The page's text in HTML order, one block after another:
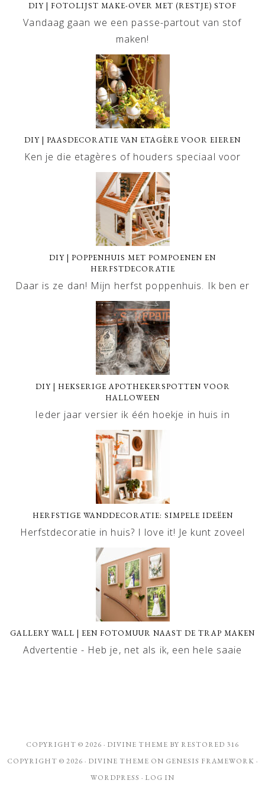
DIY | FOTOLIJST MAKE-OVER MET (RESTJE) STOF
Vandaag gaan we een passe-partout van stof
maken!
DIY | PAASDECORATIE VAN ETAGÈRE VOOR EIEREN
Ken je die etagères of houders speciaal voor
DIY | POPPENHUIS MET POMPOENEN EN
HERFSTDECORATIE
Daar is ze dan! Mijn herfst poppenhuis. Ik ben er
DIY | HEKSERIGE APOTHEKERSPOTTEN VOOR
HALLOWEEN
Ieder jaar versier ik één hoekje in huis in
HERFSTIGE WANDDECORATIE: SIMPELE IDEËEN
Herfstdecoratie in huis? I love it! Je kunt zoveel
GALLERY WALL | EEN FOTOMUUR NAAST DE TRAP MAKEN
Advertentie - Heb je, net als ik, een hele saaie
COPYRIGHT © 2026 · DIVINE THEME BY RESTORED 316
COPYRIGHT © 2026 · DIVINE THEME ON GENESIS FRAMEWORK ·
WORDPRESS · LOG IN